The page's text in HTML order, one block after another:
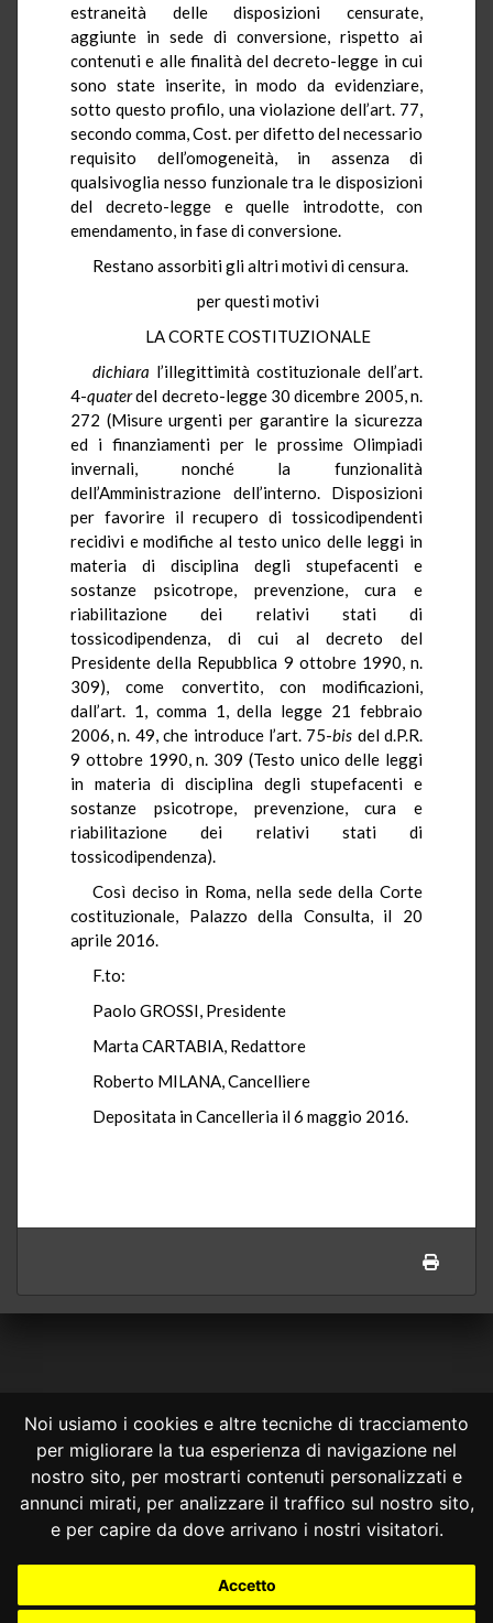
Noi usiamo i cookies e altre tecniche di tracciamento
per migliorare la tua esperienza di navigazione nel
nostro sito, per mostrarti contenuti personalizzati e
annunci mirati, per analizzare il traffico sul nostro sito,
e per capire da dove arrivano i nostri visitatori.
Accetto
estraneità delle disposizioni censurate,
aggiunte in sede di conversione, rispetto ai
contenuti e alle finalità del decreto-legge in cui
sono state inserite, in modo da evidenziare,
sotto questo profilo, una violazione dell’art. 77,
secondo comma, Cost. per difetto del necessario
requisito dell’omogeneità, in assenza di
qualsivoglia nesso funzionale tra le disposizioni
del decreto-legge e quelle introdotte, con
emendamento, in fase di conversione.
Restano assorbiti gli altri motivi di censura.
per questi motivi
LA CORTE COSTITUZIONALE
dichiara l’illegittimità costituzionale dell’art.
4-quaterdel decreto-legge 30 dicembre 2005, n.
272 (Misure urgenti per garantire la sicurezza
ed i finanziamenti per le prossime Olimpiadi
invernali, nonché la funzionalità
dell’Amministrazione dell’interno. Disposizioni
per favorire il recupero di tossicodipendenti
recidivi e modifiche al testo unico delle leggi in
materia di disciplina degli stupefacenti e
sostanze psicotrope, prevenzione, cura e
riabilitazione dei relativi stati di
tossicodipendenza, di cui al decreto del
Presidente della Repubblica 9 ottobre 1990, n.
309), come convertito, con modificazioni,
dall’art. 1, comma 1, della legge 21 febbraio
2006, n. 49, che introduce l’art. 75-bis del d.P.R.
9 ottobre 1990, n. 309 (Testo unico delle leggi
in materia di disciplina degli stupefacenti e
sostanze psicotrope, prevenzione, cura e
riabilitazione dei relativi stati di
tossicodipendenza).
Così deciso in Roma, nella sede della Corte
costituzionale, Palazzo della Consulta, il 20
aprile 2016.
F.to:
Paolo GROSSI, Presidente
Marta CARTABIA, Redattore
Roberto MILANA, Cancelliere
Depositata in Cancelleria il 6 maggio 2016.
CONSULTA ONLINE DAL 1995 -NOTE LEGALI
Consulta OnLine non ha prodotto e non è responsabile per i contenuti e
le informazioni legali di siti collegati.
costituisce una relazione di consulenza legale.
Nessuno deve confidare o agire in base alle informazioni disponibili in